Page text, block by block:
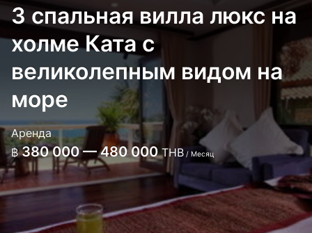
3 спальная вилла люкс на
холме Ката с
великолепным видом на
море
Аренда
฿ 380 000 — 480 000THB / Месяц